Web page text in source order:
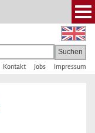
Kontakt Jobs Impressum